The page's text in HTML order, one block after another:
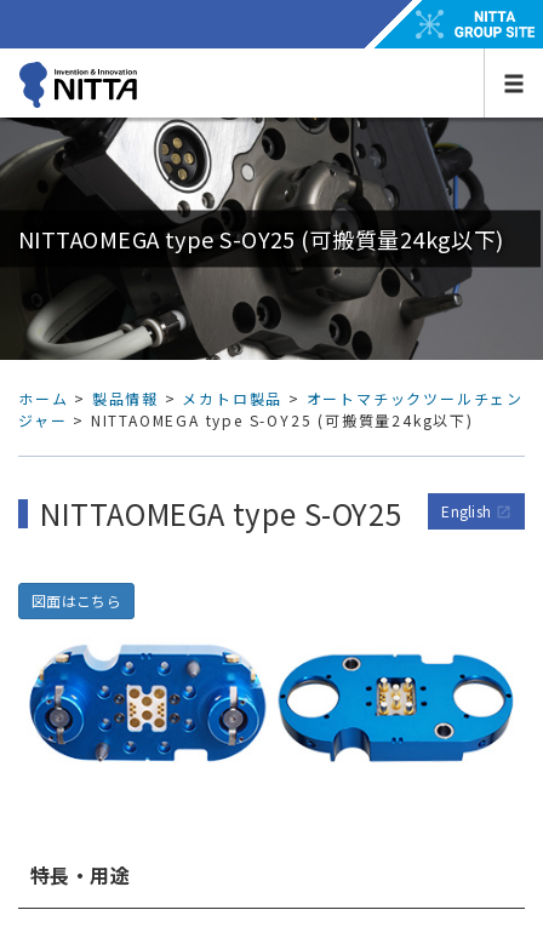
NITTAOMEGA type S-OY25 (可搬質量24kg以下)
ホーム > 製品情報 > メカトロ製品 > オートマチックツールチェン
ジャー > NITTAOMEGA type S-OY25 (可搬質量24kg以下)
NITTAOMEGA type S-OY25 English open_in_new
図面はこちら
特長・用途